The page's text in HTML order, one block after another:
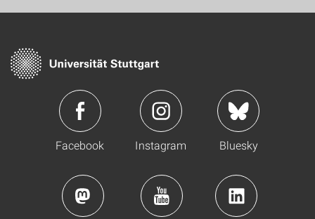
Facebook Instagram Bluesky